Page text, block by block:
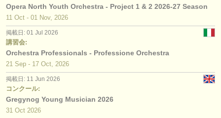
Opera North Youth Orchestra - Project 1 & 2 2026-27 Season
11 Oct - 01 Nov, 2026
掲載日: 01 Jul 2026
講習会:
Orchestra Professionals - Professione Orchestra
21 Sep - 17 Oct, 2026
掲載日: 11 Jun 2026
コンクール:
Gregynog Young Musician 2026
31 Oct 2026